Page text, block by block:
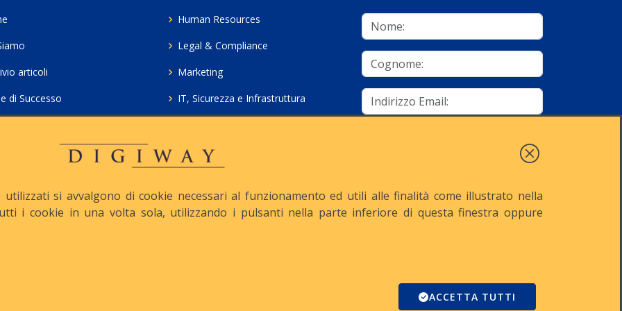
articoli
di Successo
Human Resources
Legal & Compliance
Marketing
IT, Sicurezza e Infrastruttura
Consulenza ICT e Licenze
si avvalgono di cookie necessari al funzionamento ed utili alle finalità come illustrato nella
i cookie in una volta sola, utilizzando i pulsanti nella parte inferiore di questa finestra oppure
ACCETTA TUTTI